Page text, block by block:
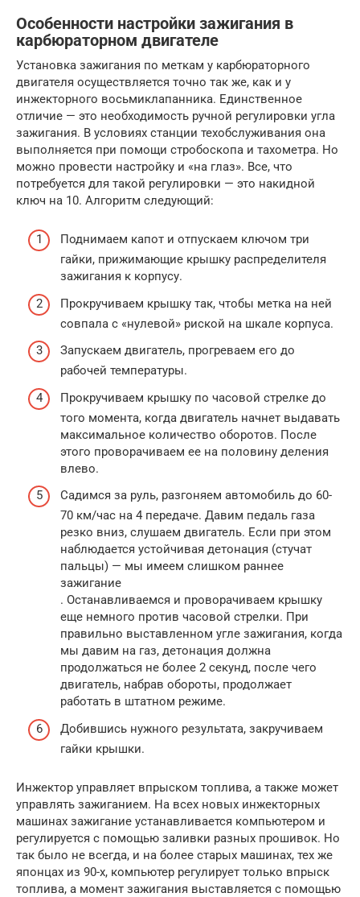
Особенности настройки зажигания в
карбюраторном двигателе
Установка зажигания по меткам у карбюраторного
двигателя осуществляется точно так же, как и у
инжекторного восьмиклапанника. Единственное
отличие — это необходимость ручной регулировки угла
зажигания. В условиях станции техобслуживания она
выполняется при помощи стробоскопа и тахометра. Но
можно провести настройку и «на глаз». Все, что
потребуется для такой регулировки — это накидной
ключ на 10. Алгоритм следующий:
Поднимаем капот и отпускаем ключом три
гайки, прижимающие крышку распределителя
зажигания к корпусу.
Прокручиваем крышку так, чтобы метка на ней
совпала с «нулевой» риской на шкале корпуса.
Запускаем двигатель, прогреваем его до
рабочей температуры.
Прокручиваем крышку по часовой стрелке до
того момента, когда двигатель начнет выдавать
максимальное количество оборотов. После
этого проворачиваем ее на половину деления
влево.
Садимся за руль, разгоняем автомобиль до 60-
70 км/час на 4 передаче. Давим педаль газа
резко вниз, слушаем двигатель. Если при этом
наблюдается устойчивая детонация (стучат
пальцы) — мы имеем слишком раннее
зажигание
. Останавливаемся и проворачиваем крышку
еще немного против часовой стрелки. При
правильно выставленном угле зажигания, когда
мы давим на газ, детонация должна
продолжаться не более 2 секунд, после чего
двигатель, набрав обороты, продолжает
работать в штатном режиме.
Добившись нужного результата, закручиваем
гайки крышки.
Инжектор управляет впрыском топлива, а также может
управлять зажиганием. На всех новых инжекторных
машинах зажигание устанавливается компьютером и
регулируется с помощью заливки разных прошивок. Но
так было не всегда, и на более старых машинах, тех же
японцах из 90-х, компьютер регулирует только впрыск
топлива, а момент зажигания выставляется с помощью